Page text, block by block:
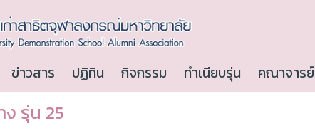
ข่าวสาร ปฏิทิน กิจกรรม ทำเนียบรุ่น คณาจารย์
รุ่น 25